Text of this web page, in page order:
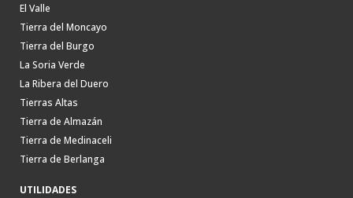
El Valle
Tierra del Moncayo
Tierra del Burgo
La Soria Verde
La Ribera del Duero
Tierras Altas
Tierra de Almazán
Tierra de Medinaceli
Tierra de Berlanga
UTILIDADES